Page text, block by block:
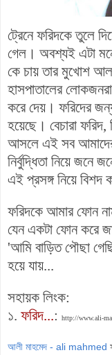
ট্রেনে ফরিদকে তুলে
গেল। অবশ্যই এটা
কে চায় তার মুখোশ
হাসপাতালের
করে দেয়। ফরিদের
হয়েছে। বেচারা
আসলে এই সব আমাদের
নির্বুদ্ধিতা নিয়ে জনে
এই প্রসঙ্গ নিয়ে বিশদ
ফরিদকে আমার ফোন
যেন একটা ফোন করে
'আমি বাড়িত পৌছা
হয়ে যায়...
সহায়ক লিংক:
১. ফরিদ...: http://www.ali-
আলী মাহমেদ - ali mahmed